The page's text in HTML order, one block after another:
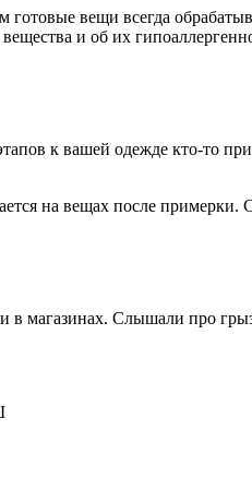
вещи всегда
и об их
к вашей одежде кто-то
на вещах после
в магазинах. Слышали про